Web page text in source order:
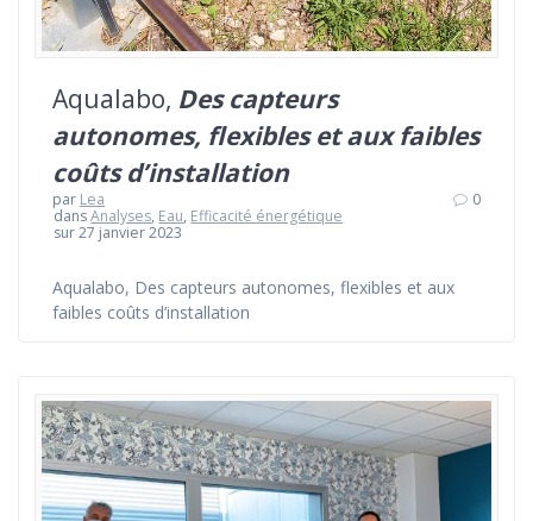
Aqualabo, Des capteurs
autonomes, flexibles et aux faibles
coûts d’installation
par Lea
dansAnalyses, Eau, Efficacité énergétique
sur 27 janvier 2023
0
Aqualabo, Des capteurs autonomes, flexibles et aux
faibles coûts d’installation